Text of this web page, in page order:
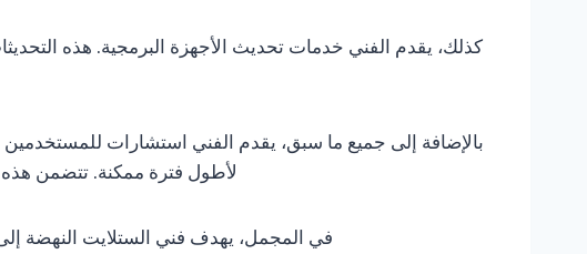
كذلك، يقدم الفني خدمات تحديث الأجهزة البرمجية. هذه
بالإضافة إلى جميع ما سبق، يقدم الفني استشارات
لأطول فترة ممكنة. تتضمن
في المجمل، يهدف فني الستلايت النهضة